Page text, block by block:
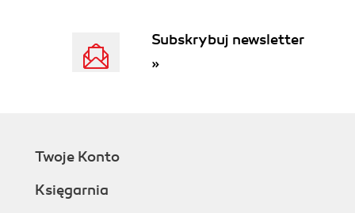
Subskrybuj newsletter
»
Twoje Konto
Księgarnia